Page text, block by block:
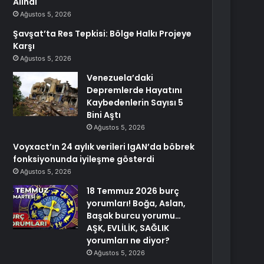
Ağustos 5, 2026
Şavşat’ta Res Tepkisi: Bölge Halkı Projeye
Karşı
Ağustos 5, 2026
Venezuela’daki
Depremlerde Hayatını
Kaybedenlerin Sayısı 5
Bini Aştı
Ağustos 5, 2026
Voyxact’ın 24 aylık verileri IgAN’da böbrek
fonksiyonunda iyileşme gösterdi
Ağustos 5, 2026
18 Temmuz 2026 burç
yorumları! Boğa, Aslan,
Başak burcu yorumu…
AŞK, EVLİLİK, SAĞLIK
yorumları ne diyor?
Ağustos 5, 2026